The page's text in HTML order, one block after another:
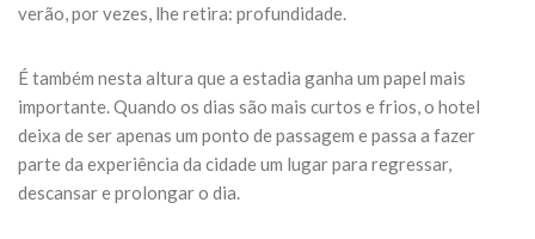
verão, por vezes, lhe retira: profundidade.
É também nesta altura que a estadia ganha um papel mais
importante. Quando os dias são mais curtos e frios, o hotel
deixa de ser apenas um ponto de passagem e passa a fazer
parte da experiência da cidade um lugar para regressar,
descansar e prolongar o dia.